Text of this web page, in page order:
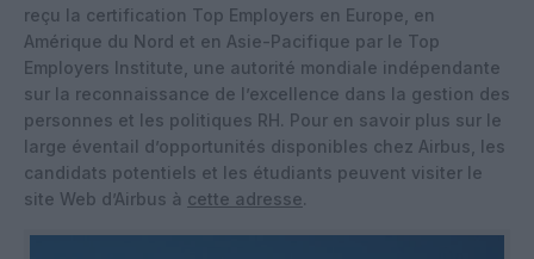
reçu la certification Top Employers en Europe, en
Amérique du Nord et en Asie-Pacifique par le Top
Employers Institute, une autorité mondiale indépendante
sur la reconnaissance de l’excellence dans la gestion des
personnes et les politiques RH. Pour en savoir plus sur le
large éventail d’opportunités disponibles chez Airbus, les
candidats potentiels et les étudiants peuvent visiter le
site Web d’Airbus à cette adresse.